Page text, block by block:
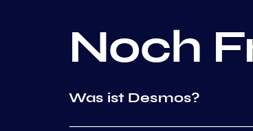
Noch
Was ist Desmos?